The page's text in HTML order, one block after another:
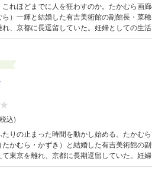
これほどまでに人を狂わすのか。たかむら画
）一輝と結婚した有吉美術館の副館長・菜
、京都に長逗留していた。妊婦としての生
穂だったが、気分転換に出かけた老舗画廊
強い磁力を放つその絵の作者は、まだ無名の
。彼女の才能と「美」に翻弄される人々の
著者新境地の衝撃作。解説：大森望
込)
りの止まった時間を動かし始める。たかむ
かむら・かずき）と結婚した有吉美術館の
東京を離れ、京都に長期逗留していた。妊
穂だったが、気分転換に出かけた老舗の画